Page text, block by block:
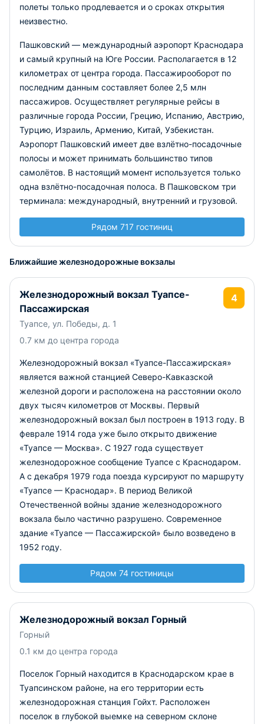
полеты только продлевается и о сроках открытия
неизвестно.
Пашковский — международный аэропорт Краснодара
и самый крупный на Юге России. Располагается в 12
километрах от центра города. Пассажирооборот по
последним данным составляет более 2,5 млн
пассажиров. Осуществляет регулярные рейсы в
различные города России, Грецию, Испанию, Австрию,
Турцию, Израиль, Армению, Китай, Узбекистан.
Аэропорт Пашковский имеет две взлётно-посадочные
полосы и может принимать большинство типов
самолётов. В настоящий момент используется только
одна взлётно-посадочная полоса. В Пашковском три
терминала: международный, внутренний и грузовой.
Рядом 717 гостиниц
Ближайшие железнодорожные вокзалы
Железнодорожный вокзал Туапсе-
Пассажирская
Туапсе, ул. Победы, д. 1
0.7 км до центра города
4
Железнодорожный вокзал «Туапсе-Пассажирская»
является важной станцией Северо-Кавказской
железной дороги и расположена на расстоянии около
двух тысяч километров от Москвы. Первый
железнодорожный вокзал был построен в 1913 году. В
феврале 1914 года уже было открыто движение
«Туапсе — Москва». С 1927 года существует
железнодорожное сообщение Туапсе с Краснодаром.
А с декабря 1979 года поезда курсируют по маршруту
«Туапсе — Краснодар». В период Великой
Отечественной войны здание железнодорожного
вокзала было частично разрушено. Современное
здание «Туапсе — Пассажирской» было возведено в
1952 году.
Рядом 74 гостиницы
Железнодорожный вокзал Горный
Горный
0.1 км до центра города
Поселок Горный находится в Краснодарском крае в
Туапсинском районе, на его территории есть
железнодорожная станция Гойхт. Расположен
поселок в глубокой выемке на северном склоне